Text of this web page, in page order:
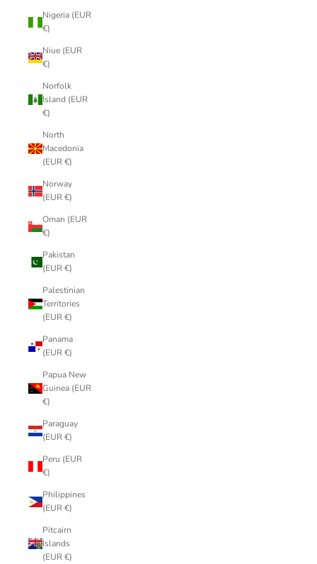
Nigeria (EUR
€)
Niue (EUR
€)
Norfolk
Island (EUR
€)
North
Macedonia
(EUR €)
Norway
(EUR €)
Oman (EUR
€)
Pakistan
(EUR €)
Palestinian
Territories
(EUR €)
Panama
(EUR €)
Papua New
Guinea (EUR
€)
Paraguay
(EUR €)
Peru (EUR
€)
Philippines
(EUR €)
Pitcairn
Islands
(EUR €)